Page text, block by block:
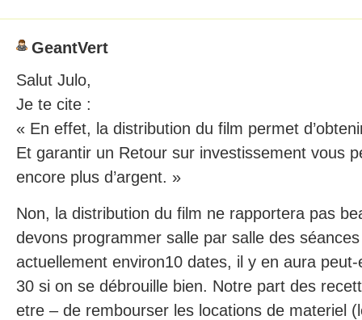
GeantVert
Salut Julo,
Je te cite :
« En effet, la distribution du film permet
Et garantir un Retour sur investissement vous
encore plus d’argent. »
Non, la distribution du film ne rapportera pas
devons programmer salle par salle des
actuellement environ10 dates, il y en aura
30 si on se débrouille bien. Notre part des
etre – de rembourser les locations de materiel